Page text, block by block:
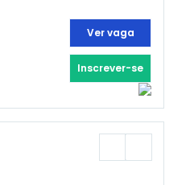
Ver vaga
Inscrever-se